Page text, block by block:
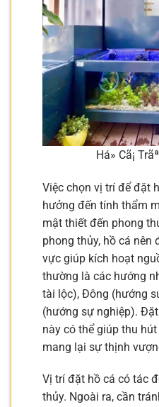
Há» Cã¡
Việc chọn vị trí để đặt
hưởng đến tính thẩm
mật thiết đến phong
phong thủy, hồ cá
vực giúp kích hoạt
thường là các hướng
tài lộc), Đông (hướng
(hướng sự nghiệp).
này có thể giúp thu
mang lại sự thịnh
Vị trí đặt hồ cá có tác
thủy. Ngoài ra, cần